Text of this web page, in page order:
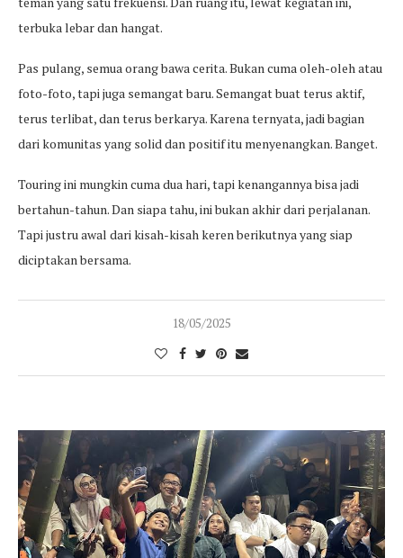
terbuka lebar dan hangat.
Pas pulang, semua orang bawa cerita. Bukan cuma oleh-oleh atau
foto-foto, tapi juga semangat baru. Semangat buat terus aktif,
terus terlibat, dan terus berkarya. Karena ternyata, jadi bagian
dari komunitas yang solid dan positif itu menyenangkan. Banget.
Touring ini mungkin cuma dua hari, tapi kenangannya bisa jadi
bertahun-tahun. Dan siapa tahu, ini bukan akhir dari perjalanan.
Tapi justru awal dari kisah-kisah keren berikutnya yang siap
diciptakan bersama.
18/05/2025